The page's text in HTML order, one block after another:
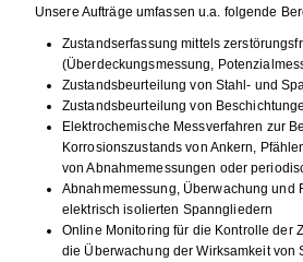
Unsere Aufträge umfassen u.a. folgende
Zustandserfassung mittels
(Überdeckungsmessung,
Zustandsbeurteilung von Stahl- und
Zustandsbeurteilung von
Elektrochemische Messverfahren zur
Korrosionszustands von Ankern,
von Abnahmemessungen oder
Abnahmemessung, Überwachung und
elektrisch isolierten Spanngliedern
Online Monitoring für die Kontrolle der
die Überwachung der Wirksamkeit von